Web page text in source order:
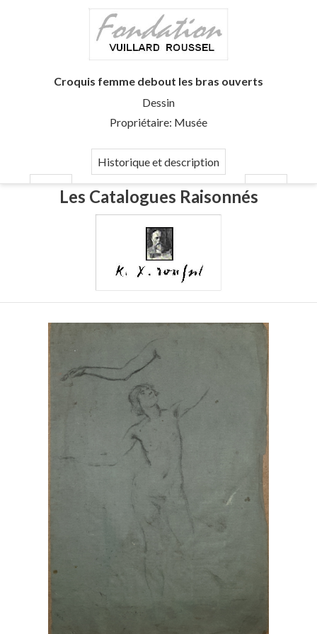
Croquis femme debout les bras ouverts
Dessin
Propriétaire: Musée
Historique et description
Les Catalogues Raisonnés